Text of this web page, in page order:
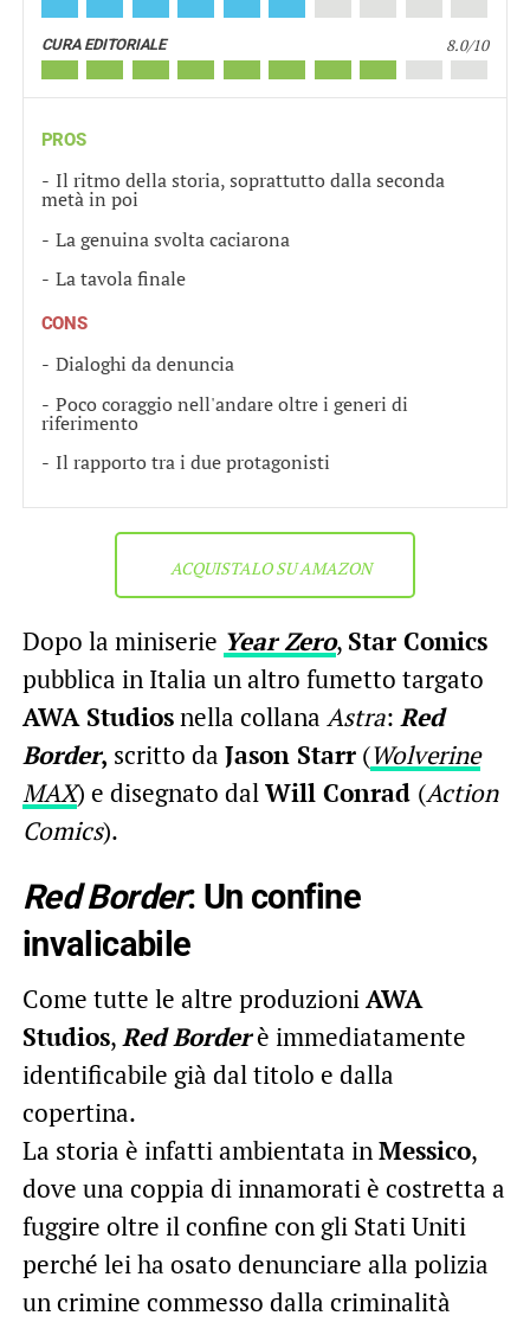
CURA EDITORIALE 8.0/10
PROS
Il ritmo della storia, soprattutto dalla seconda
metà in poi
La genuina svolta caciarona
La tavola finale
CONS
Dialoghi da denuncia
Poco coraggio nell'andare oltre i generi di
riferimento
Il rapporto tra i due protagonisti
ACQUISTALO SU AMAZON
Dopo la miniserie Year Zero, Star Comics
pubblica in Italia un altro fumetto targato
AWA Studiosnella collana Astra: Red
Border, scritto da Jason Starr(Wolverine
MAX) e disegnato dalWill Conrad (Action
Comics).
Red Border: Un confine
invalicabile
Come tutte le altre produzioniAWA
Studios,Red Borderè immediatamente
identificabile già dal titolo e dalla
copertina.
La storia è infatti ambientata inMessico,
dove una coppia di innamorati è costretta a
fuggire oltre il confine con gli Stati Uniti
perché lei ha osato denunciare alla polizia
un crimine commesso dalla criminalità